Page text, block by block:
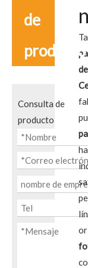
de
producto
Consulta de
producto